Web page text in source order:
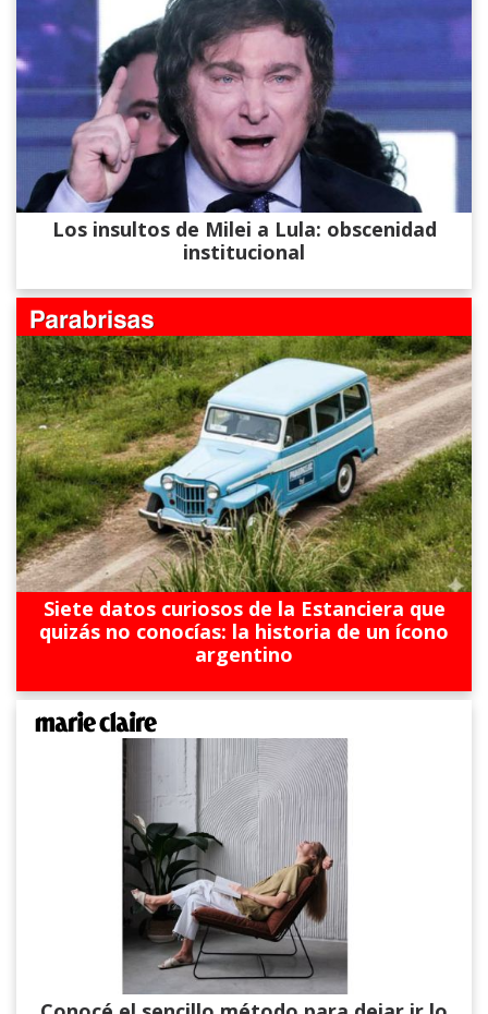
Los insultos de Milei a Lula: obscenidad
institucional
Siete datos curiosos de la Estanciera que
quizás no conocías: la historia de un ícono
argentino